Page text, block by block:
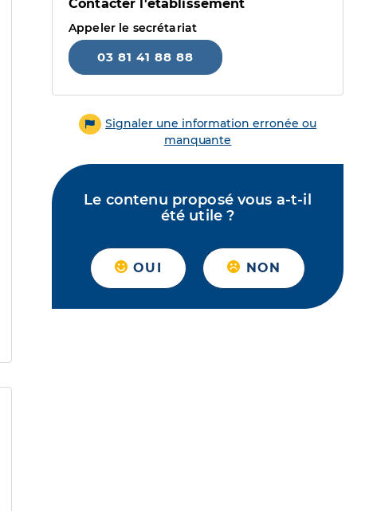
Contacter l'établissement
Appeler le secrétariat
03 81 41 88 88
Signaler une information erronée ou
manquante
Le contenu proposé vous a-t-il
été utile ?
OUI NON